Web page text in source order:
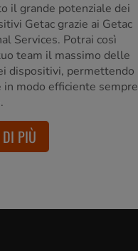
il grande potenziale dei
Getac grazie ai Getac
Services. Potrai così
team il massimo delle
dispositivi, permettendo
in modo efficiente sempre
DI PIÙ